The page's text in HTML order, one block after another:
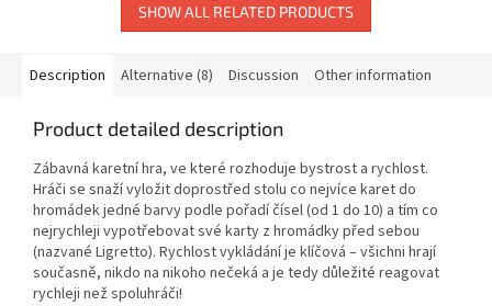
SHOW ALL RELATED PRODUCTS
Description Alternative (8) Discussion Other information
Product detailed description
Zábavná karetní hra, ve které rozhoduje bystrost a rychlost.
Hráči se snaží vyložit doprostřed stolu co nejvíce karet do
hromádek jedné barvy podle pořadí čísel (od 1 do 10) a tím co
nejrychleji vypotřebovat své karty z hromádky před sebou
(nazvané Ligretto). Rychlost vykládání je klíčová – všichni hrají
současně, nikdo na nikoho nečeká a je tedy důležité reagovat
rychleji než spoluhráči!